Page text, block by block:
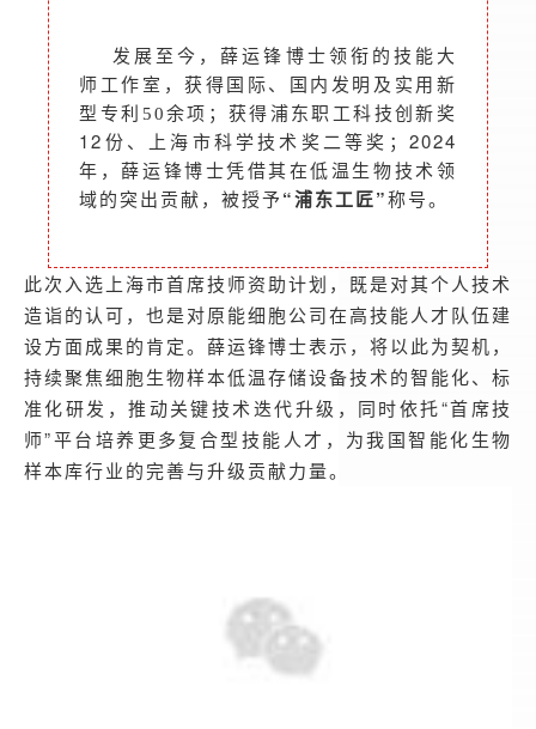
发展至今，薛运锋博士领衔的技能大
师工作室，获得 国际、国内发明及实用新
型专利 50余项； 获得浦东职工科技创新奖
12份、上海市科学技术奖二等奖；2024
年，薛运锋博士凭借其在低温生物技术领
域的突出贡献，被授予“浦东工匠”称号。
此次入选上海市首席技师资助计划，既是对其个人技术
造诣的认可，也是对原能细胞公司在高技能人才队伍建
设方面成果的肯定。 薛运锋博士表示，将以此为契机，
持续聚焦细胞生物样本低温存储设备技术的智能化、标
准化研发，推动关键技术迭代升级，同时依托“首席技
师”平台培养更多复合型技能人才，为我国智能化生物
样本库行业的完善与升级贡献力量。